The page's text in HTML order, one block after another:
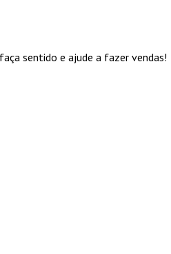
sentido e ajude a fazer vendas!